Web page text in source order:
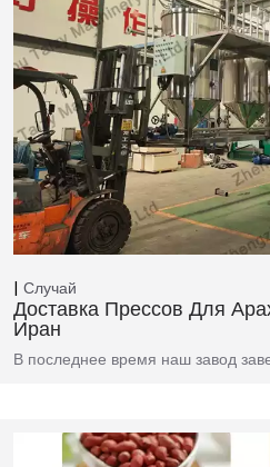
Случай
Доставка Прессов Для
Иран
В последнее время наш завод